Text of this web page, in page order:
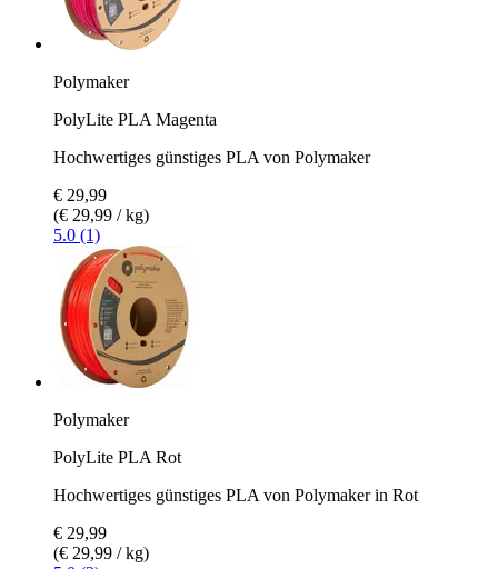
Polymaker
PolyLite PLA Magenta
Hochwertiges günstiges PLA von Polymaker
€ 29,99
(€ 29,99 / kg)
5.0 (1)
Polymaker
PolyLite PLA Rot
Hochwertiges günstiges PLA von Polymaker in Rot
€ 29,99
(€ 29,99 / kg)